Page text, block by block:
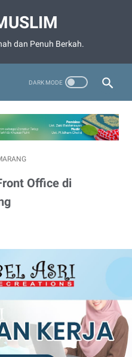
dan Penuh Berkah.
Office di